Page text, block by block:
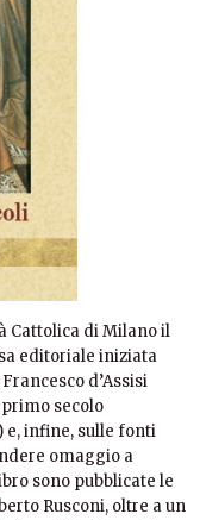
Cattolica di Milano il
editoriale iniziata
d’Assisi
primo secolo
e, infine, sulle fonti
omaggio a
sono pubblicate le
Rusconi, oltre a un